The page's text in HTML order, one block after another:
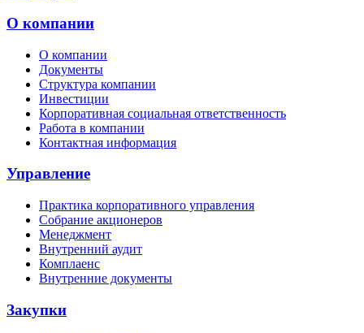
О компании
О компании
Документы
Структура компании
Инвестиции
Корпоративная социальная ответственность
Работа в компании
Контактная информация
Управление
Практика корпоративного управления
Собрание акционеров
Менеджмент
Внутренний аудит
Комплаенс
Внутренние документы
Закупки